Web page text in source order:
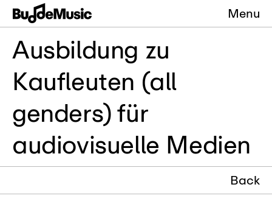
Menu
Ausbildung zu
Kaufleuten (all
genders) für
audiovisuelle Medien
Back